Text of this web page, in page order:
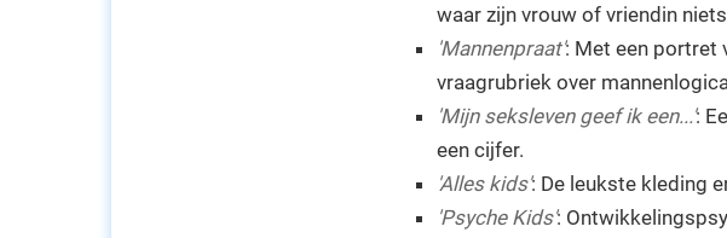
waar zijn vrouw of vriendin
'Mannenpraat': Met een portret
vraagrubriek over
'Mijn seksleven geef ik een...':
een cijfer.
'Alles kids': De leukste kleding
'Psyche Kids':